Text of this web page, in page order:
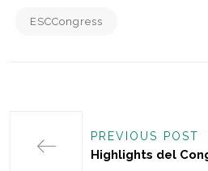
ESCCongress
PREVIOUS POST
Highlights del